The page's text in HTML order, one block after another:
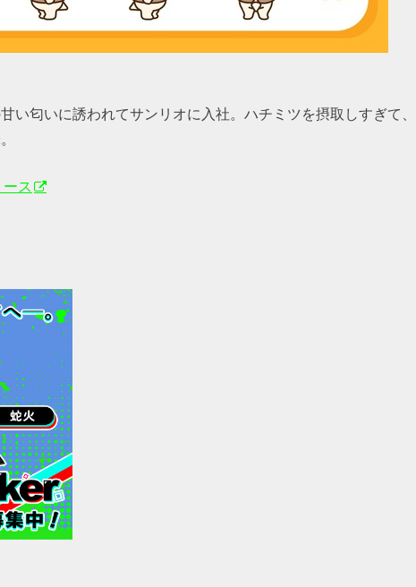
い匂いに誘われてサンリオに入社。ハチミツを摂取しすぎて、
ス